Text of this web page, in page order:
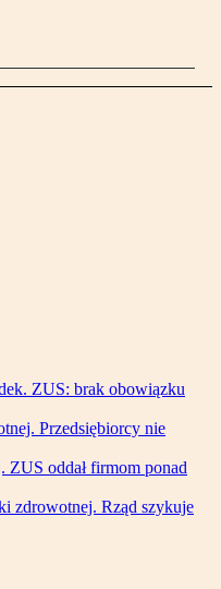
ZUS: brak obowiązku
Przedsiębiorcy nie
ZUS oddał firmom ponad
zdrowotnej. Rząd szykuje